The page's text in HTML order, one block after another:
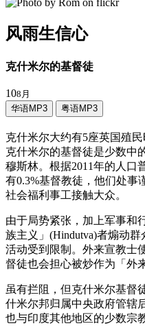
风雨生信心
克什米尔的基督徒
108月
华语MP3
粤语MP3
克什米尔大约有5座英国殖
克什米尔的基督徒是少数中
穆斯林。根据2011年的人口
有0.3%基督教徒，他们处事
社会福利事工接触大众。
由于局势紧张，加上军事和
族主义」(Hindutva)者煽动
活动受到限制。外来宣教士
督徒也会担心被炒作为「外
虽有拦阻，但克什米尔基督
什米尔邦归属中央政府管辖
也与印度其他地区的少数宗